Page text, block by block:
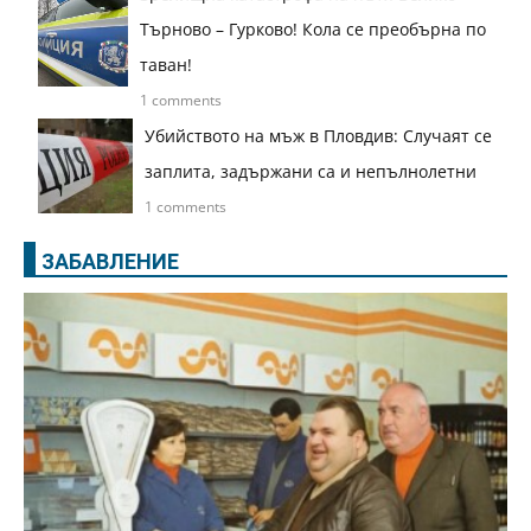
Търново – Гурково! Кола се преобърна по
таван!
1 comments
Убийството на мъж в Пловдив: Случаят се
заплита, задържани са и непълнолетни
1 comments
ЗАБАВЛЕНИЕ